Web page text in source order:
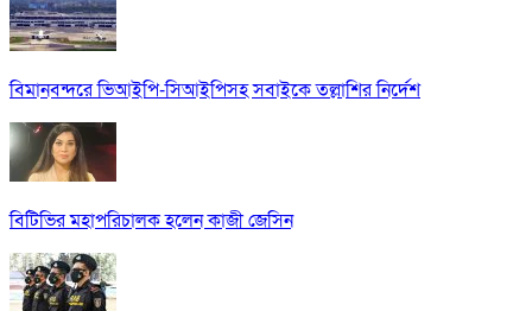
বিমানবন্দরে ভিআইপি-সিআইপিসহ সবাইকে তল্লাশির নির্দেশ
বিটিভির মহাপরিচালক হলেন কাজী জেসিন